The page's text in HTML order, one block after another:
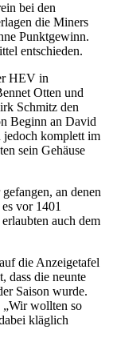
bei den
die Miners
Punktgewinn.
entschieden.
HEV in
Otten und
Schmitz den
Beginn an David
jedoch komplett im
sein Gehäuse
an denen
vor 1401
auch dem
die Anzeigetafel
dass die neunte
Saison wurde.
„Wir wollten so
kläglich